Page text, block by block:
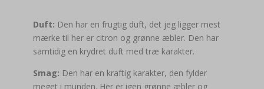
Duft: Den har en frugtig duft, det jeg ligger mest
mærke til her er citron og grønne æbler. Den har
samtidig en krydret duft med træ karakter.
Smag: Den har en kraftig karakter, den fylder
meget i munden. Her er igen grønne æbler og